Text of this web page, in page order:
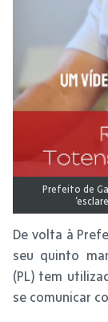
Prefeito de
De volta à
seu quinto
(PL) tem
se comunicar